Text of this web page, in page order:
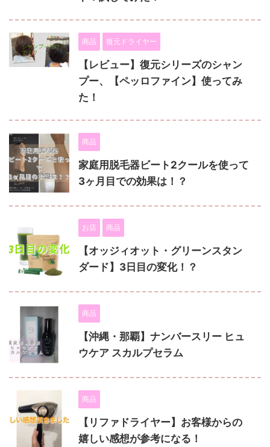
商品 復元ドライヤー
【レビュー】復元シリーズのシャン
プー、【ペッロファイン】使ってみ
た！
商品
家庭用脱毛器ビート2クールを使って
3ヶ月目での効果は！？
お店 商品
【オッジィオット・グリーンスタン
ダード】3日目の変化！？
商品
【沖縄・那覇】ナンバースリー ヒュ
ウケア スカルプセラム
商品
【リファドライヤー】お客様からの
嬉しい感想が参考になる！